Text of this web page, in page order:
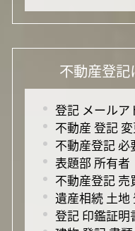
不動産登
登記 メールア
不動産 登記
不動産登記 必
表題部 所有者
不動産登記 売
遺産相続 土地
登記 印鑑証明